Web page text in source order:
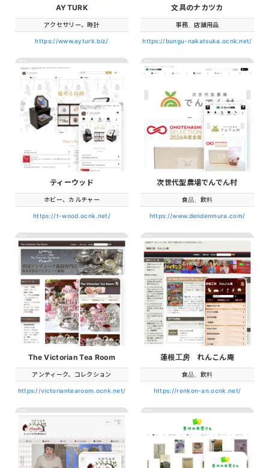
AYTURK
アクセサリー、時計
https://www.ayturk.biz/
文具のナカツカ
事務、店舗用品
https://bungu-nakatsuka.ocnk.net/
ティーウッド
ホビー、カルチャー
https://t-wood.ocnk.net/
次世代型農場でんでん村
食品、飲料
https://www.dendenmura.com/
The Victorian Tea Room
アンティーク、コレクション
https://victoriantearoom.ocnk.net/
蓮根工房 れんこん庵
食品、飲料
https://renkon-an.ocnk.net/